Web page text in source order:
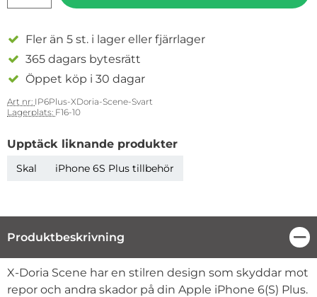
Fler än 5 st. i lager eller fjärrlager
365 dagars bytesrätt
Öppet köp i 30 dagar
Art nr: IP6Plus-XDoria-Scene-Svart
Lagerplats: F16-10
Upptäck liknande produkter
Skal iPhone 6S Plus tillbehör
Produktbeskrivning
Produktbeskrivning
X-Doria Scene har en stilren design som skyddar mot
repor och andra skador på din Apple iPhone 6(S) Plus.